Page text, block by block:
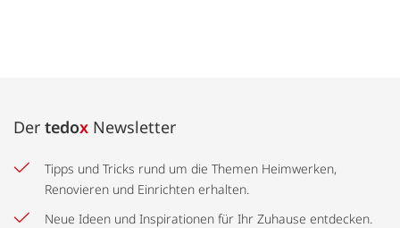
Der tedox Newsletter
Tipps und Tricks rund um die Themen Heimwerken,
Renovieren und Einrichten erhalten.
Neue Ideen und Inspirationen für Ihr Zuhause entdecken.